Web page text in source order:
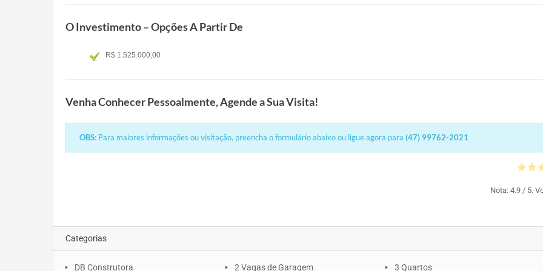
O Investimento – Opções A Partir De
R$ 1.525.000,00
Venha Conhecer Pessoalmente, Agende a Sua Visita!
OBS: Para maiores informações ou visitação, preencha o formulário abaixo ou ligue agora para (47) 99762-2021
Nota: 4.9 / 5.
Categorias
DB Construtora 2 Vagas de Garagem 3 Quartos